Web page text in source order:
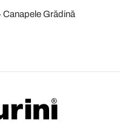
Canapele Grădină